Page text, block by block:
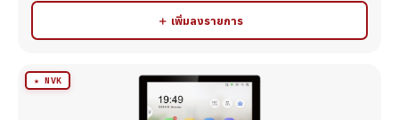
＋ เพิ่มลงรายการ
★ NVK